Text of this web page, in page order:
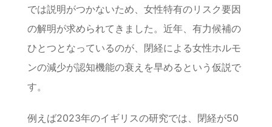
では説明がつかないため、女性特有のリスク要因
の解明が求められてきました。近年、有力候補の
ひとつとなっているのが、閉経による女性ホルモ
ンの減少が認知機能の衰えを早めるという仮説で
す。
例えば2023年のイギリスの研究では、閉経が50